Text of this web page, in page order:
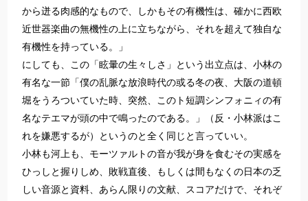
から迸る肉感的なもので、しかもその有機性は、確かに西欧
近世器楽曲の無機性の上に立ちながら、それを超えて独自な
有機性を持っている。」
にしても、この「眩暈の生々しさ」という出立点は、小林の
有名な一節「僕の乱脈な放浪時代の或る冬の夜、大阪の道頓
堀をうろついていた時、突然、このト短調シンフォニィの有
名なテエマが頭の中で鳴ったのである。」（反・小林派はこ
れを嫌悪するが）というのと全く同じと言っていい。
小林も河上も、モーツァルトの音が我が身を食むその実感を
ひっしと握りしめ、敗戦直後、もしくは間もなくの日本の乏
しい音源と資料、あらん限りの文献、スコアだけで、それぞ